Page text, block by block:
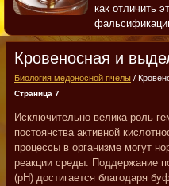
как отличить
Кровеносная и
Биология медоносной пчелы /
Страница 7
Исключительно велика роль
постоянства активной
процессы в организме могут
реакции среды. Поддержание
(рН) достигается благодаря